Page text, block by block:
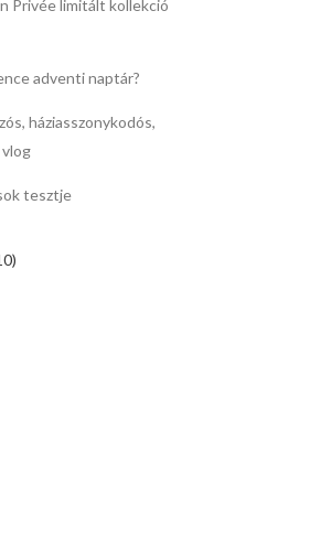
Privée limitált kollekció
adventi naptár?
háziasszonykodós,
tesztje